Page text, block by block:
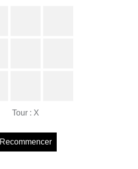
Tour : X
Recommencer